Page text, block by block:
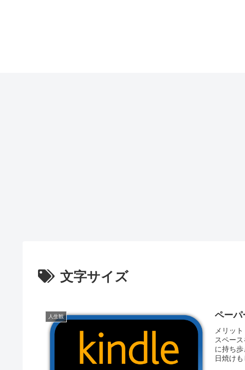
文字サイズ
人生観 ペー
メリッ
スペー
に持ち
日焼け